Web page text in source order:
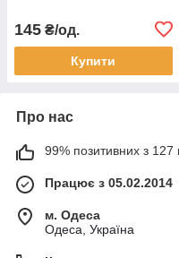
145 ₴/од.
Купити
Про нас
99% позитивних з 127
Працює з 05.02.2014
м. Одеса
Одеса, Україна